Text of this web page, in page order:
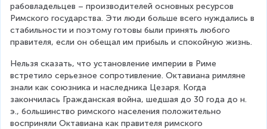
рабовладельцев – производителей основных ресурсов
Римского государства. Эти люди больше всего нуждались в
стабильности и поэтому готовы были принять любого
правителя, если он обещал им прибыль и спокойную жизнь.
Нельзя сказать, что установление империи в Риме
встретило серьезное сопротивление. Октавиана римляне
знали как союзника и наследника Цезаря. Когда
закончилась Гражданская война, шедшая до 30 года до н.
э., большинство римского населения положительно
восприняли Октавиана как правителя римского